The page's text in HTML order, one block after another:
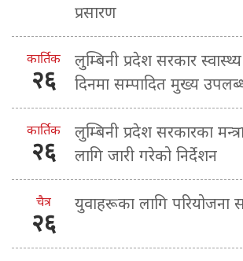
प्रसारण
कार्तिक
२६
लुम्बिनी प्रदेश सरकार
दिनमा सम्पादित मुख्य
कार्तिक
२६
लुम्बिनी प्रदेश सरकारका
लागि जारी गरेको निर्देशन
चैत्र
२६
युवाहरूका लागि